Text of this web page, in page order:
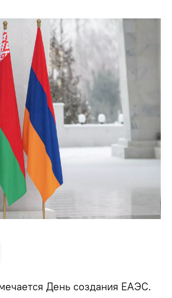
День создания ЕАЭС.